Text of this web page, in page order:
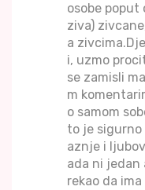
osobe poput
ziva)
a
i, uzmo
se zamisli
m
o samom
to je
aznje i
ada ni jedan
rekao da